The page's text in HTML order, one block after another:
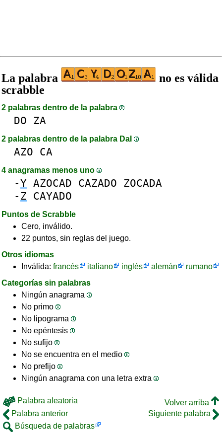
La palabra
no es válida
scrabble
2 palabras dentro de la palabra
DO ZA
2 palabras dentro de la palabra DaI
AZO CA
4 anagramas menos uno
-Y AZOCAD CAZADO ZOCADA
- Z CAYADO
Puntos de Scrabble
Cero, inválido.
22 puntos, sin reglas del juego.
Otros idiomas
Inválida: francés italiano inglés alemán
rumano
Categorías sin palabras
Ningún anagrama
No primo
No lipograma
No epéntesis
No sufijo
No se encuentra en el medio
No prefijo
Ningún anagrama con una letra extra
Palabra aleatoria
Volver arriba
Palabra anterior
Siguiente palabra
Búsqueda de palabras